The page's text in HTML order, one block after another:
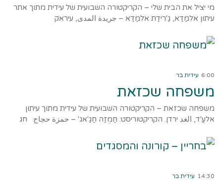
מי יציל את הבית שלי – הקריקטורה השבועית של עידית מתוך אתר
עיתון אלמַדַא, גַ'רִידַת אלמַדַא – جريدة المدى, עיראק
6:00 עידית בר
משפחה שכזאת
משפחה שכזאת – הקריקטורה השבועית של עידית מתוך עיתון
אלעַ'ד, الغد ירדן. הקריקטוריסט: חַמְזַה חַגַ'אג' – حمزة حجاج חג
14:30 עידית בר